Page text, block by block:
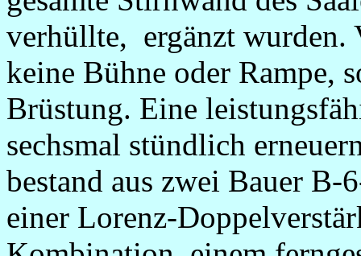
verhüllte, ergänzt wurden.
keine Bühne oder Rampe,
Brüstung. Eine
sechsmal stündlich
bestand aus zwei Bauer
einer Lorenz-